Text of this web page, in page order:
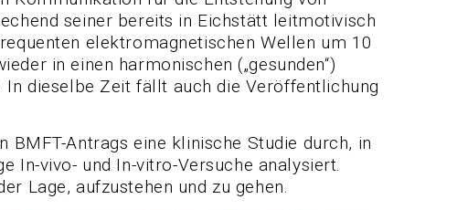
seiner bereits in Eichstätt leitmotivisch
elektromagnetischen Wellen um 10
in einen harmonischen („gesunden“)
In dieselbe Zeit fällt auch die Veröffentlichung
Antrags eine klinische Studie durch, in
In-vivo- und In-vitro-Versuche analysiert.
Lage, aufzustehen und zu gehen.